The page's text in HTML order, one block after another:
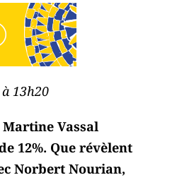
13h20
Martine Vassal
12%. Que révèlent
Norbert Nourian,